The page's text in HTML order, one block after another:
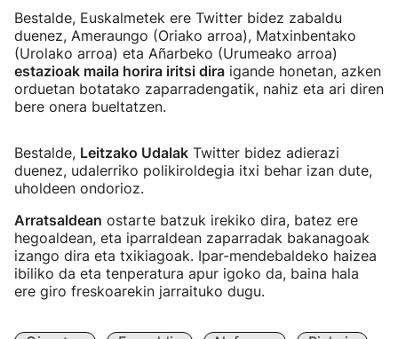
Bestalde, Euskalmetek ere Twitter bidez zabaldu
duenez, Ameraungo (Oriako arroa), Matxinbentako
(Urolako arroa) eta Añarbeko (Urumeako arroa)
estazioak maila horira iritsi dira igande honetan, azken
orduetan botatako zaparradengatik, nahiz eta ari diren
bere onera bueltatzen.
Bestalde, Leitzako Udalak Twitter bidez adierazi
duenez, udalerriko polikiroldegia itxi behar izan dute,
uholdeen ondorioz.
Arratsaldean ostarte batzuk irekiko dira, batez ere
hegoaldean, eta iparraldean zaparradak bakanagoak
izango dira eta txikiagoak. Ipar-mendebaldeko haizea
ibiliko da eta tenperatura apur igoko da, baina hala
ere giro freskoarekin jarraituko dugu.